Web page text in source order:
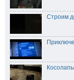
Строим